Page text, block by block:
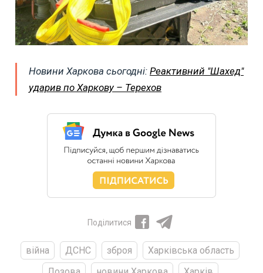
Новини Харкова сьогодні: Реактивний "Шахед"
ударив по Харкову – Терехов
Поділитися
війна ДСНС зброя
Харківська область